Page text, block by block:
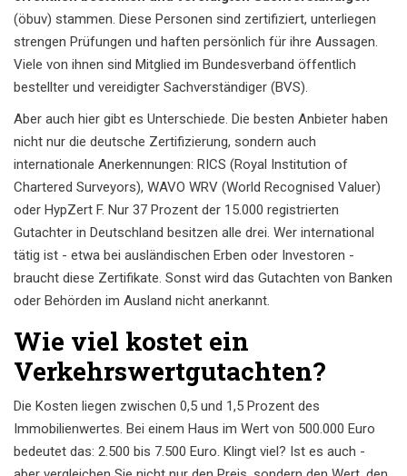
(öbuv) stammen. Diese Personen sind zertifiziert, unterliegen
strengen Prüfungen und haften persönlich für ihre Aussagen.
Viele von ihnen sind Mitglied im Bundesverband öffentlich
bestellter und vereidigter Sachverständiger (BVS).
Aber auch hier gibt es Unterschiede. Die besten Anbieter haben
nicht nur die deutsche Zertifizierung, sondern auch
internationale Anerkennungen: RICS (Royal Institution of
Chartered Surveyors), WAVO WRV (World Recognised Valuer)
oder HypZert F. Nur 37 Prozent der 15.000 registrierten
Gutachter in Deutschland besitzen alle drei. Wer international
tätig ist - etwa bei ausländischen Erben oder Investoren -
braucht diese Zertifikate. Sonst wird das Gutachten von Banken
oder Behörden im Ausland nicht anerkannt.
Wie viel kostet ein
Verkehrswertgutachten?
Die Kosten liegen zwischen 0,5 und 1,5 Prozent des
Immobilienwertes. Bei einem Haus im Wert von 500.000 Euro
bedeutet das: 2.500 bis 7.500 Euro. Klingt viel? Ist es auch -